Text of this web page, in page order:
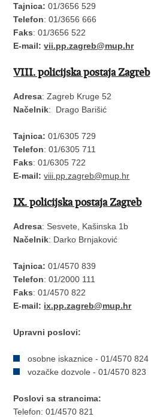
Tajnica:01/3656 529
Telefon: 01/3656 666
Faks: 01/3656 522
E-mail:vii.pp.zagreb@mup.hr
VIII. policijska postaja Zagreb
Adresa: Zagreb Kruge 52
Načelnik: Drago Barišić
Tajnica:01/6305 729
Telefon: 01/6305 711
Faks: 01/6305 722
E-mail:viii.pp.zagreb@mup.hr
IX. policijska postaja Zagreb
Adresa: Sesvete, Kašinska 1b
Načelnik: Darko Brnjaković
Tajnica:01/4570 839
Telefon: 01/2000 111
Faks: 01/4570 822
E-mail: ix.pp.zagreb@mup.hr
Upravni poslovi:
osobne iskaznice - 01/4570 824
vozačke dozvole - 01/4570 823
Poslovi sa strancima:
Telefon: 01/4570 821